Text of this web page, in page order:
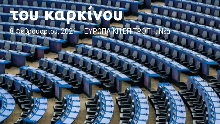
του καρκίνου
8 Φεβρουαρίου, 2021 ΕΥΡΩΠΑΪΚΗ ΕΠΙΤΡΟΠΉ,Νέα